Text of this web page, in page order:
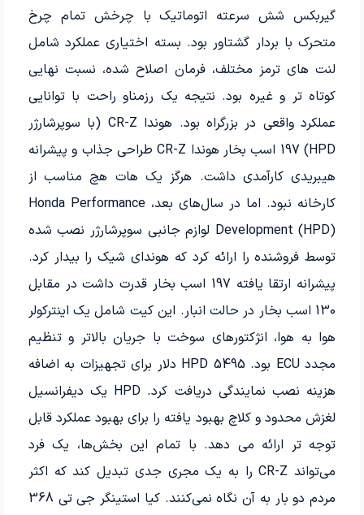
گیربکس شش سرعته اتوماتیک با چرخش تمام چرخ
متحرک با بردار گشتاور بود. بسته اختیاری عملکرد شامل
لنت های ترمز مختلف، فرمان اصلاح شده، نسبت نهایی
کوتاه تر و غیره بود. نتیجه یک رزمناو راحت با توانایی
عملکرد واقعی در بزرگراه بود. هوندا CR-Z (با سوپرشارژر
HPD) 197 اسب بخار هوندا CR-Z طراحی جذاب و پیشرانه
هیبریدی کارآمدی داشت. هرگز یک هات هچ مناسب از
کارخانه نبود. اما در سال‌های بعد، Honda Performance
Development (HPD) لوازم جانبی سوپرشارژر نصب شده
توسط فروشنده را ارائه کرد که هوندای شیک را بیدار کرد.
پیشرانه ارتقا یافته 197 اسب بخار قدرت داشت در مقابل
130 اسب بخار در حالت انبار. این کیت شامل یک اینترکولر
هوا به هوا، انژکتورهای سوخت با جریان بالاتر و تنظیم
مجدد ECU بود. HPD 5495 دلار برای تجهیزات به اضافه
هزینه نصب نمایندگی دریافت کرد. HPD یک دیفرانسیل
لغزش محدود و کلاچ بهبود یافته را برای بهبود عملکرد قابل
توجه تر ارائه می دهد. با تمام این بخش‌ها، یک فرد
می‌تواند CR-Z را به یک مجری جدی تبدیل کند که اکثر
مردم دو بار به آن نگاه نمی‌کنند. کیا استینگر جی تی 368